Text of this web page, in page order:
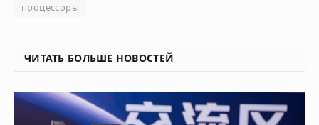
процессоры
ЧИТАТЬ БОЛЬШЕ НОВОСТЕЙ